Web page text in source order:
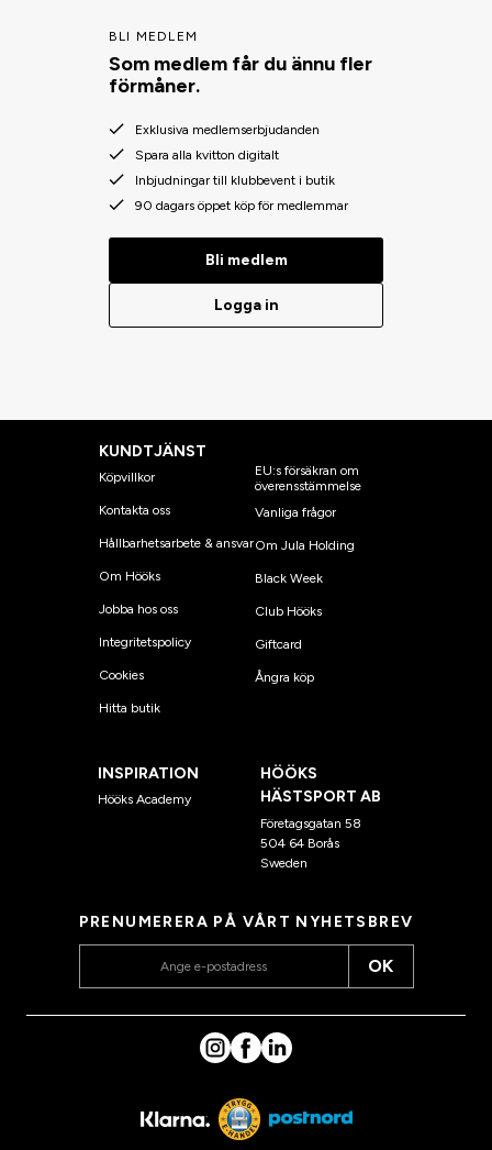
BLI MEDLEM
Som medlem får du ännu fler
förmåner.
Exklusiva medlemserbjudanden
Spara alla kvitton digitalt
Inbjudningar till klubbevent i butik
90 dagars öppet köp för medlemmar
Bli medlem
Logga in
KUNDTJÄNST
Köpvillkor
Kontakta oss
Hållbarhetsarbete & ansvar
Om Hööks
Jobba hos oss
Integritetspolicy
Cookies
Hitta butik
EU:s försäkran om
överensstämmelse
Vanliga frågor
Om Jula Holding
Black Week
Club Hööks
Giftcard
Ångra köp
INSPIRATION
Hööks Academy
HÖÖKS
HÄSTSPORT AB
Företagsgatan 58
504 64 Borås
Sweden
PRENUMERERA PÅ VÅRT NYHETSBREV
OK